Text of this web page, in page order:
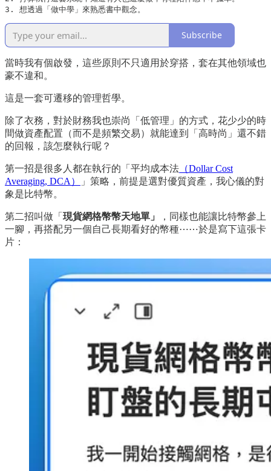
3. 想透過「做中學」來熟悉書中觀念。
Subscribe
當時我有個啟發，這些原則不只適用於穿搭，套在其他領域也
豪不違和。
這是一套可遷移的管理哲學。
除了衣務，對於財務我也崇尚「低管理」的方式，花少少的時
間做資產配置（而不是頻繁交易）就能達到「高時尚」還不錯
的回報，該怎麼執行呢？
第一招是很多人都在執行的「平均成本法 （Dollar Cost
Averaging, DCA）
」策略，前提是選對優質資產，我心儀的對
象是比特幣。
第二招叫做「 現貨網格幣幣天地單」
，同樣也能讓比特幣參上
一腳，再搭配另一個自己長期看好的幣種⋯⋯於是寫下這張卡
片：